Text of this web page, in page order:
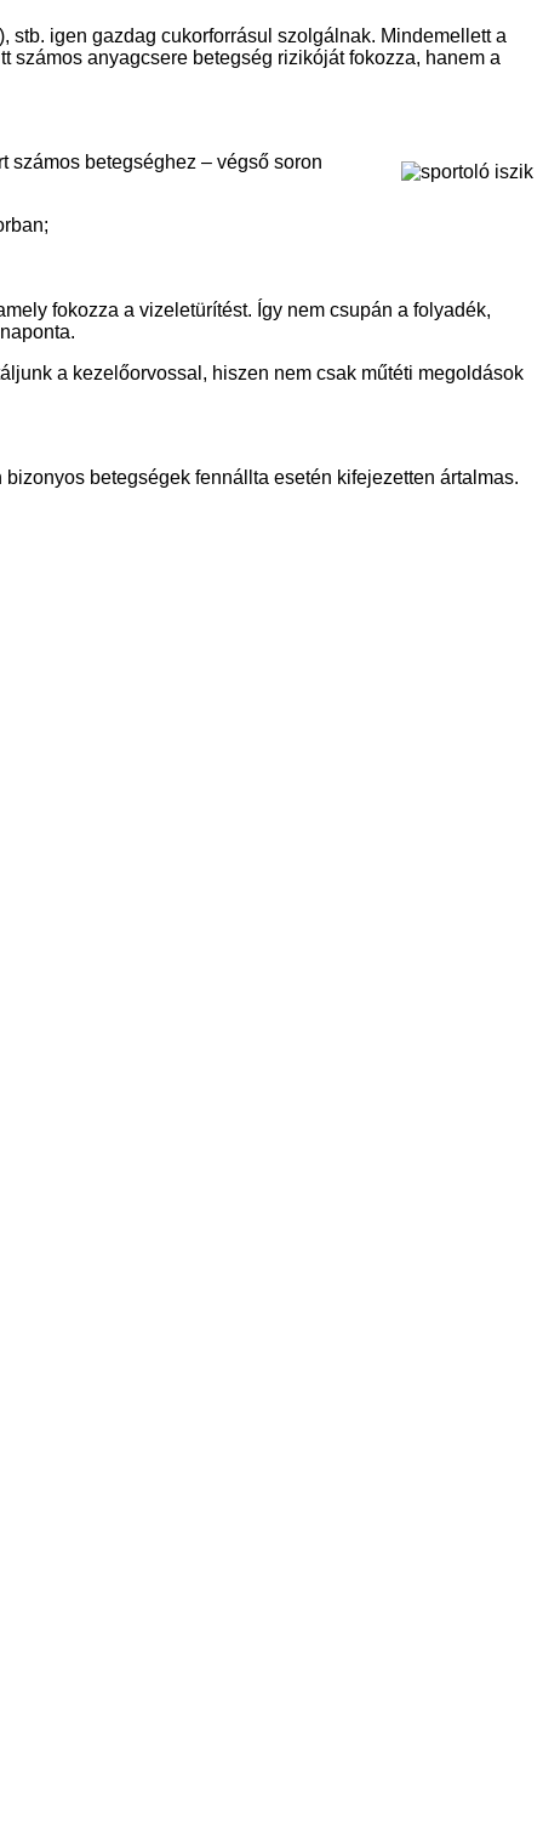
igen gazdag cukorforrásul szolgálnak. Mindemellett a
számos anyagcsere betegség rizikóját fokozza, hanem a
számos betegséghez – végső soron
fokozza a vizeletürítést. Így nem csupán a folyadék,
a kezelőorvossal, hiszen nem csak műtéti megoldások
betegségek fennállta esetén kifejezetten ártalmas.